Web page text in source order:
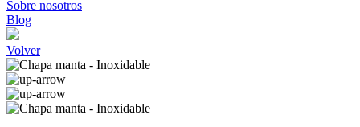
Sobre nosotros
Blog
Volver